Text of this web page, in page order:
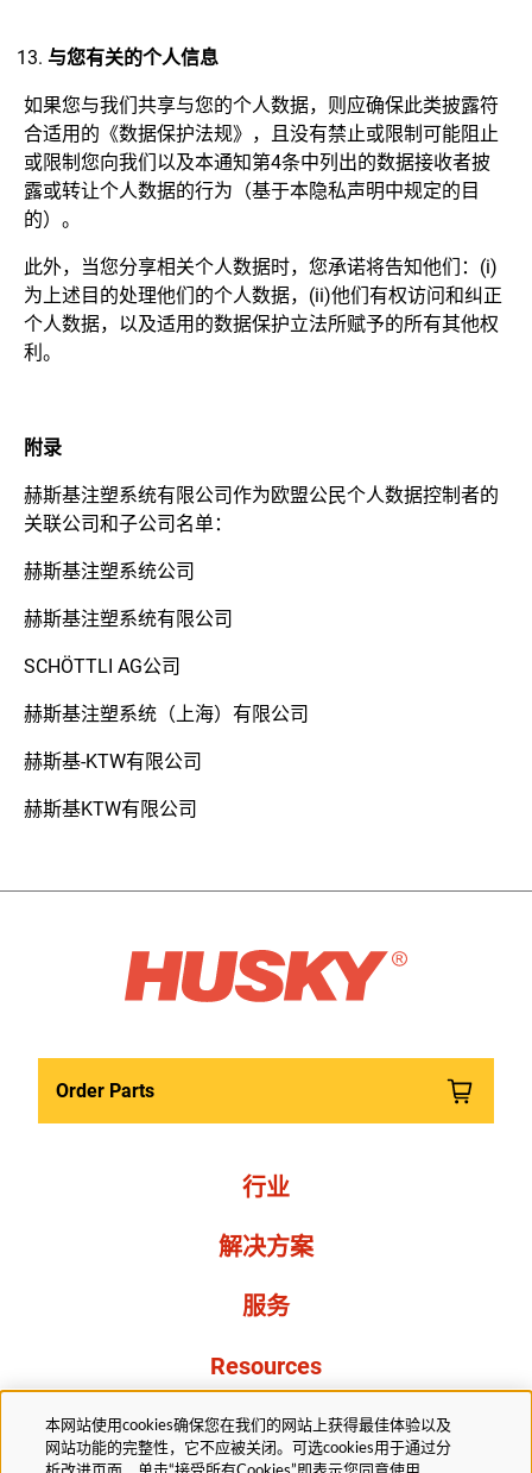
与您有关的个人信息
如果您与我们共享与您的个人数据，则应确保此类披露符
合适用的《数据保护法规》，且没有禁止或限制可能阻止
或限制您向我们以及本通知第4条中列出的数据接收者披
露或转让个人数据的行为（基于本隐私声明中规定的目
的）。
此外，当您分享相关个人数据时，您承诺将告知他们：(i)
为上述目的处理他们的个人数据，(ii)他们有权访问和纠正
个人数据，以及适用的数据保护立法所赋予的所有其他权
利。
附录
赫斯基注塑系统有限公司作为欧盟公民个人数据控制者的
关联公司和子公司名单：
赫斯基注塑系统公司
赫斯基注塑系统有限公司
SCHÖTTLI AG公司
赫斯基注塑系统（上海）有限公司
赫斯基-KTW有限公司
赫斯基KTW有限公司
Order Parts
行业
解决方案
服务
Resources
关于我们
本网站使用cookies确保您在我们的网站上获得最佳体验以及
网站功能的完整性，它不应被关闭。可选cookies用于通过分